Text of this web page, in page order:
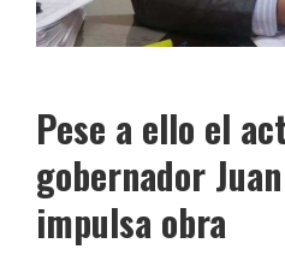
Pese a ello el
gobernador
impulsa obra